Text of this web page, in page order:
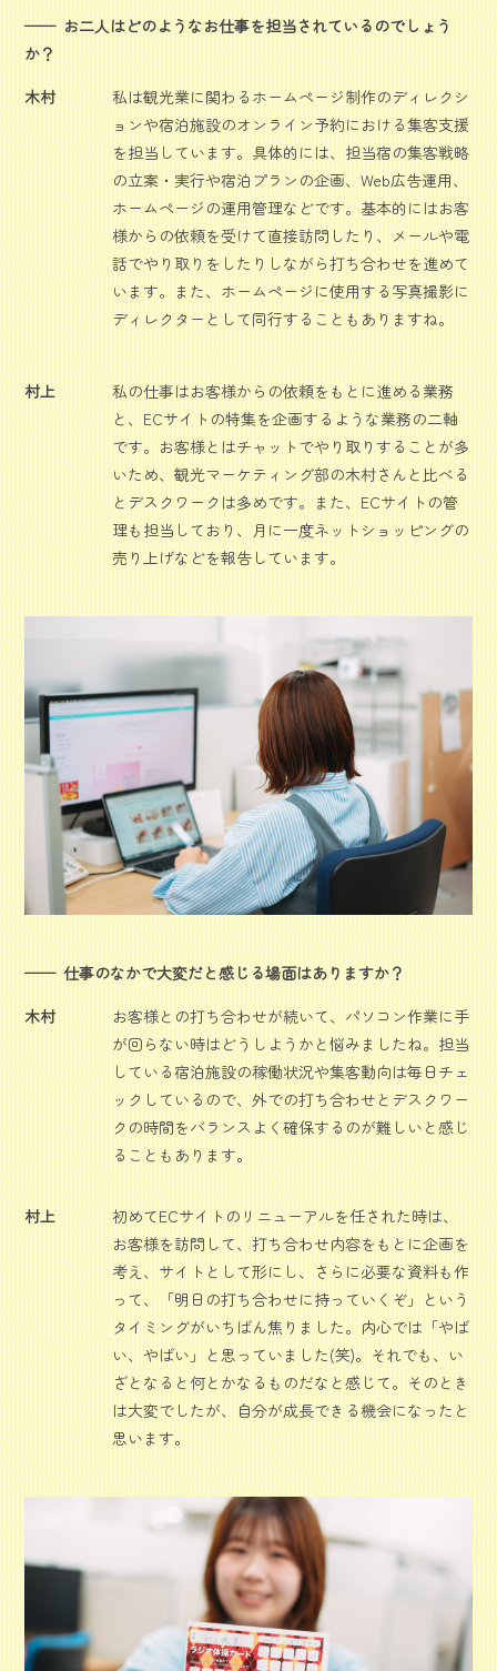
お二人はどのようなお仕事を担当されているのでしょう
か？
木村
私は観光業に関わるホームページ制作のディレクシ
ョンや宿泊施設のオンライン予約における集客支援
を担当しています。具体的には、担当宿の集客戦略
の立案・実行や宿泊プランの企画、Web広告運用、
ホームページの運用管理などです。基本的にはお客
様からの依頼を受けて直接訪問したり、メールや電
話でやり取りをしたりしながら打ち合わせを進めて
います。また、ホームページに使用する写真撮影に
ディレクターとして同行することもありますね。
村上
私の仕事はお客様からの依頼をもとに進める業務
と、ECサイトの特集を企画するような業務の二軸
です。お客様とはチャットでやり取りすることが多
いため、観光マーケティング部の木村さんと比べる
とデスクワークは多めです。また、ECサイトの管
理も担当しており、月に一度ネットショッピングの
売り上げなどを報告しています。
仕事のなかで大変だと感じる場面はありますか？
木村
お客様との打ち合わせが続いて、パソコン作業に手
が回らない時はどうしようかと悩みましたね。担当
している宿泊施設の稼働状況や集客動向は毎日チェ
ックしているので、外での打ち合わせとデスクワー
クの時間をバランスよく確保するのが難しいと感じ
ることもあります。
村上
初めてECサイトのリニューアルを任された時は、
お客様を訪問して、打ち合わせ内容をもとに企画を
考え、サイトとして形にし、さらに必要な資料も作
って、「明日の打ち合わせに持っていくぞ」という
タイミングがいちばん焦りました。内心では「やば
い、やばい」と思っていました(笑)。それでも、い
ざとなると何とかなるものだなと感じて。そのとき
は大変でしたが、自分が成長できる機会になったと
思います。